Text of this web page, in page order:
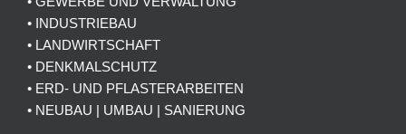
• INDUSTRIEBAU
• LANDWIRTSCHAFT
• DENKMALSCHUTZ
• ERD- UND PFLASTERARBEITEN
• NEUBAU | UMBAU | SANIERUNG